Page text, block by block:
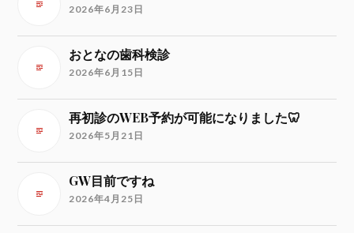
2026年6月23日
おとなの歯科検診
2026年6月15日
再初診のWEB予約が可能になりました🦷
2026年5月21日
GW目前ですね
2026年4月25日